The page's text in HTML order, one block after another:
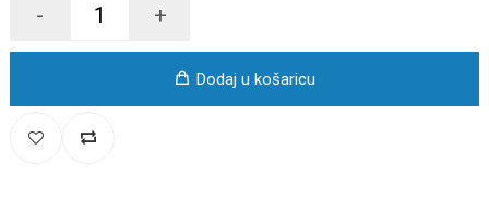
- +
Dodaj u košaricu